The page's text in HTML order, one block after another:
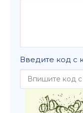
Введите код с